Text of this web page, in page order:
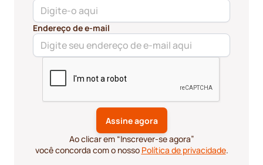
Endereço de e-mail
Ao clicar em “Inscrever-se agora”
você concorda com o nosso Política de privacidade.